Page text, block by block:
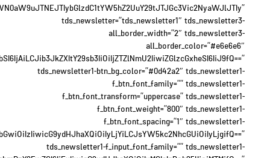
tds_newsletter=”tds_newsletter1″ tds_newsletter3-
all_border_width=”2″ tds_newsletter3-
all_border_color=”#e6e6e6″
tds_newsletter1-btn_bg_color=”#0d42a2″ tds_newsletter1-
f_btn_font_family=”” tds_newsletter1-
f_btn_font_transform=”uppercase” tds_newsletter1-
f_btn_font_weight=”800″ tds_newsletter1-
f_btn_font_spacing=”1″ tds_newsletter1-
tds_newsletter1-f_input_font_family=”” tds_newsletter1-